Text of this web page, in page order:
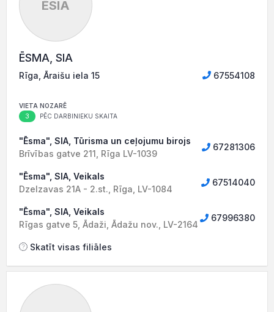
ĒSIA
ĒSMA, SIA
Rīga, Āraišu iela 15 67554108
VIETA NOZARĒ
3 PĒC DARBINIEKU SKAITA
"Ēsma", SIA, Tūrisma un ceļojumu birojs
Brīvības gatve 211, Rīga LV-1039
67281306
"Ēsma", SIA, Veikals
Dzelzavas 21A - 2.st., Rīga, LV-1084
67514040
"Ēsma", SIA, Veikals
Rīgas gatve 5, Ādaži, Ādažu nov., LV-2164
67996380
Skatīt visas filiāles